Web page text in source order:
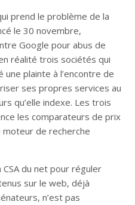
prend le problème de la
le 30 novembre,
Google pour abus de
réalité trois sociétés qui
plainte à l’encontre de
ses propres services au
qu’elle indexe. Les trois
les comparateurs de prix
moteur de recherche
CSA du net pour réguler
sur le web, déjà
n’est pas